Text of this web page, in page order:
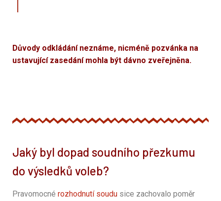
Důvody odkládání neznáme, nicméně pozvánka na
ustavující zasedání mohla být dávno zveřejněna.
Jaký byl dopad soudního přezkumu
do výsledků voleb?
Pravomocné rozhodnutí soudu sice zachovalo poměr